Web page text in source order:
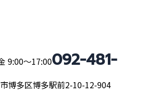
9:00〜17:00092-481-
博多区博多駅前2-10-12-904